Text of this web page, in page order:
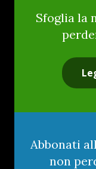
Sfoglia la
Abbonati
non